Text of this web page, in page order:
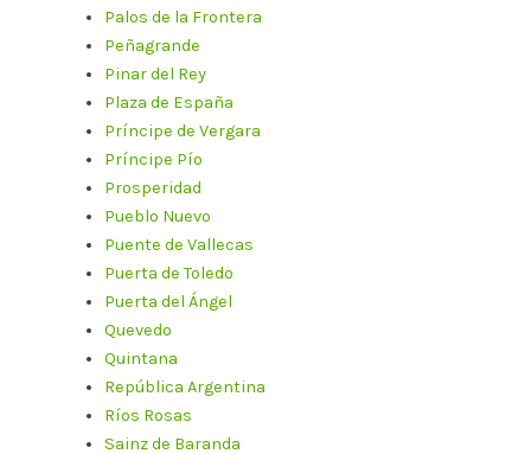
Palos de la Frontera
Peñagrande
Pinar del Rey
Plaza de España
Príncipe de Vergara
Príncipe Pío
Prosperidad
Pueblo Nuevo
Puente de Vallecas
Puerta de Toledo
Puerta del Ángel
Quevedo
Quintana
República Argentina
Ríos Rosas
Sainz de Baranda